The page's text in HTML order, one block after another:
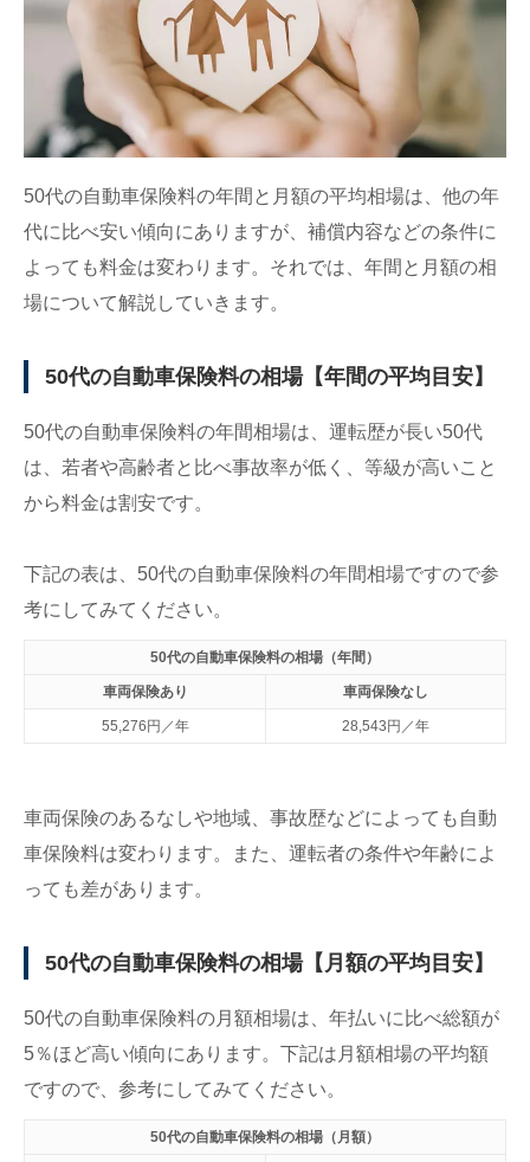
くなる
等級制度〜等級が上がると割引率がアップ
補償内容・割引〜補償内容で変わる自動車保険
料
免許証の色〜ゴールド免許は割引になる
50代が自動車保険料を安く抑える方法
運転者の範囲をできる限り絞り込む
車両保険を中心に補償内容を見直す
お得な割引サービスをできるだけ活用する
50代で相場より安い自動車保険料を探すなら
一括見積もりがおすすめ
50代の自動車保険料の年間と月額の平均相場は、他の年
代に比べ安い傾向にありますが、補償内容などの条件に
よっても料金は変わります。それでは、年間と月額の相
場について解説していきます。
50代の自動車保険料の相場【年間の平均目安】
50代の自動車保険料の年間相場は、運転歴が長い50代
は、若者や高齢者と比べ事故率が低く、等級が高いこと
から料金は割安です。
下記の表は、50代の自動車保険料の年間相場ですので参
考にしてみてください。
50代の自動車保険料の相場（年間）
車両保険あり 車両保険なし
55,276円／年 28,543円／年
車両保険のあるなしや地域、事故歴などによっても自動
車保険料は変わります。また、運転者の条件や年齢によ
っても差があります。
50代の自動車保険料の相場【月額の平均目安】
50代の自動車保険料の月額相場は、年払いに比べ総額が
5％ほど高い傾向にあります。下記は月額相場の平均額
ですので、参考にしてみてください。
50代の自動車保険料の相場（月額）